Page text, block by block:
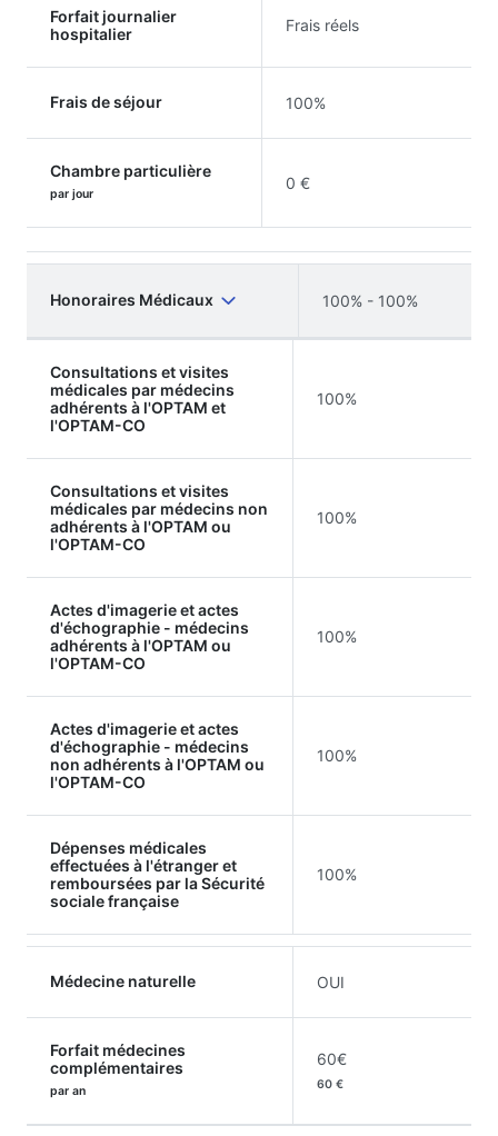
Forfait journalier
hospitalier
Frais réels
Frais de séjour 100%
Chambre particulière
par jour
0 €
Honoraires Médicaux 100% - 100%
Consultations et visites
médicales par médecins
adhérents à l'OPTAM et
l'OPTAM-CO
100%
Consultations et visites
médicales par médecins non
adhérents à l'OPTAM ou
l'OPTAM-CO
100%
Actes d'imagerie et actes
d'échographie - médecins
adhérents à l'OPTAM ou
l'OPTAM-CO
100%
Actes d'imagerie et actes
d'échographie - médecins
non adhérents à l'OPTAM ou
l'OPTAM-CO
100%
Dépenses médicales
effectuées à l'étranger et
remboursées par la Sécurité
sociale française
100%
Médecine naturelle OUI
Forfait médecines
complémentaires
par an
60€
60 €